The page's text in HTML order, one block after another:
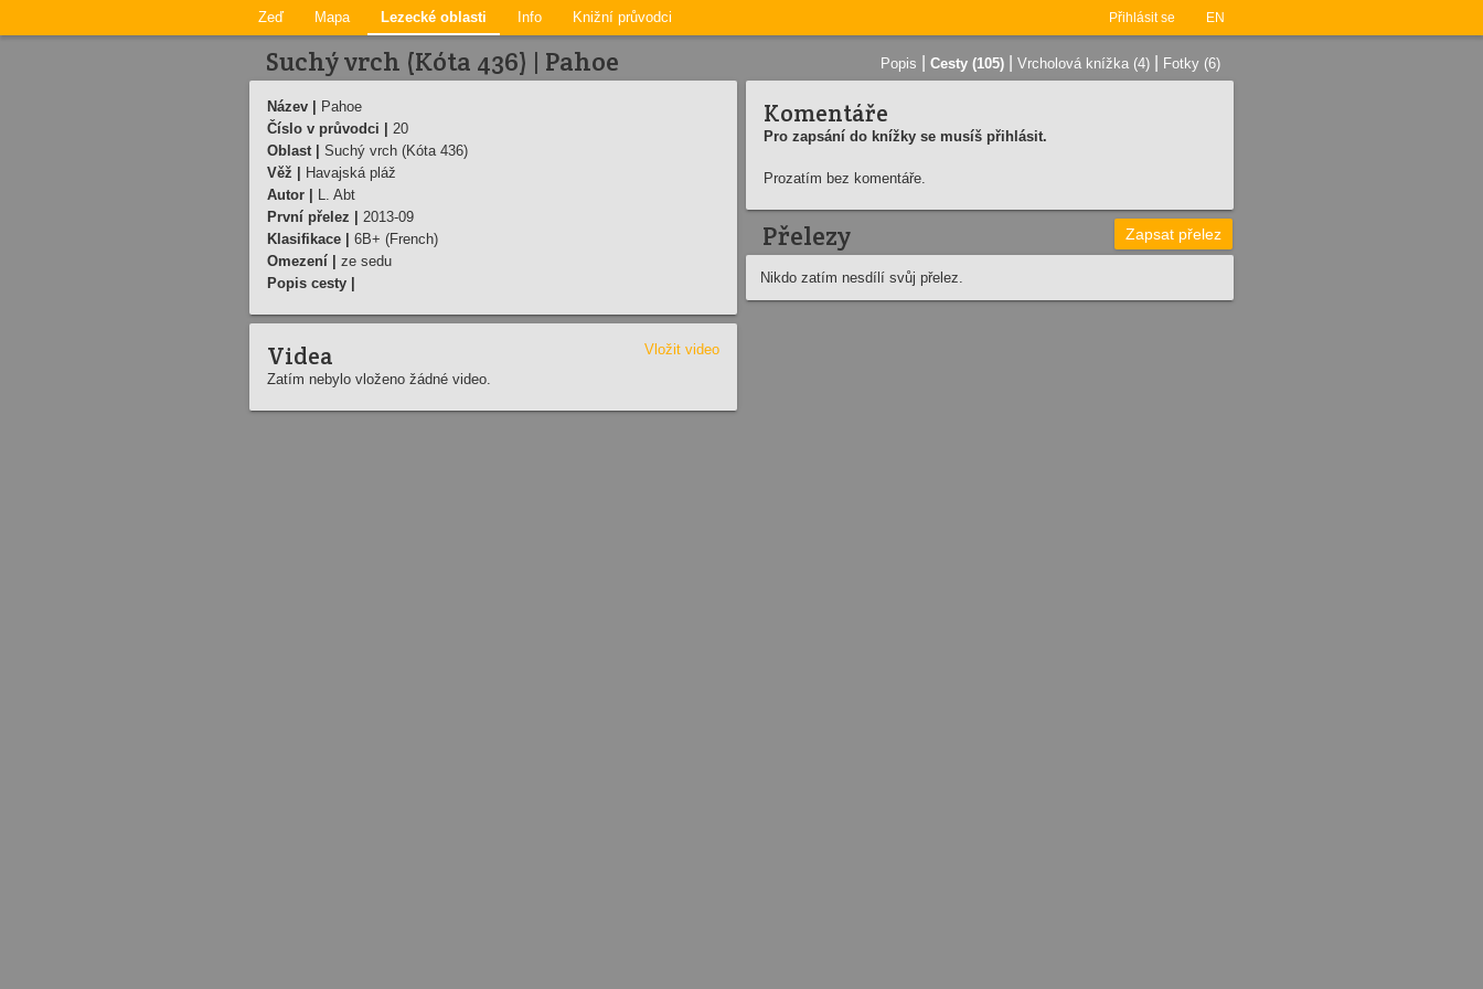
Přihlásit se EN
Zeď Mapa Lezecké oblasti Info Knižní průvodci
Suchý vrch (Kóta 436) | Pahoe Popis Cesty (105) Vrcholová knížka (4) Fotky (6)
Název |
Pahoe
Číslo v průvodci |
20
Oblast |
Suchý vrch (Kóta 436)
Věž |
Havajská pláž
Autor |
L. Abt
První přelez |
2013-09
Klasifikace |
6B+ (French)
Omezení |
ze sedu
Popis cesty |
Videa
Vložit video
Zatím nebylo vloženo žádné video.
Komentáře
Pro zapsání do knížky se musíš přihlásit.
Prozatím bez komentáře.
Přelezy Zapsat přelez
Nikdo zatím nesdílí svůj přelez.